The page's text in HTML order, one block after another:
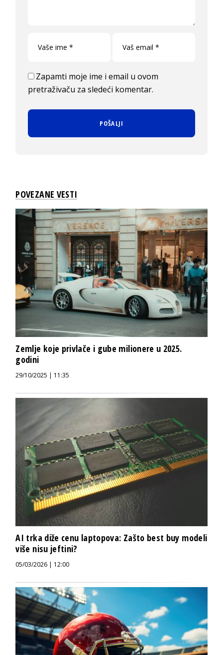
Zapamti moje ime i email u ovom
pretraživaču za sledeći komentar.
POVEZANE VESTI
Zemlje koje privlače i gube milionere u 2025.
godini
29/10/2025 | 11:35
AI trka diže cenu laptopova: Zašto best buy modeli
više nisu jeftini?
05/03/2026 | 12:00